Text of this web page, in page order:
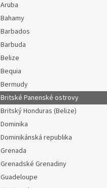
Aruba
Bahamy
Barbados
Barbuda
Belize
Bequia
Bermudy
Britské Panenské ostrovy
Britský Honduras (Belize)
Dominika
Dominikánská republika
Grenada
Grenadské Grenadiny
Guadeloupe